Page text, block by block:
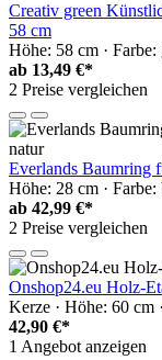
Creativ green
58 cm
Höhe: 58 cm · Farbe:
ab 13,49 €*
2 Preise vergleichen
Everlands Baumring
Höhe: 28 cm ·
ab 42,99 €*
2 Preise vergleichen
Onshop24.eu Holz-
Kerze · Höhe: 60 cm
42,90 €*
1 Angebot anzeigen